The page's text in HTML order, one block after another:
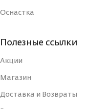
КОЛИЧЕСТВО
СЕКЦИЙ
Оснастка
Полезные ссылки
Акции
Магазин
Доставка и Возвраты